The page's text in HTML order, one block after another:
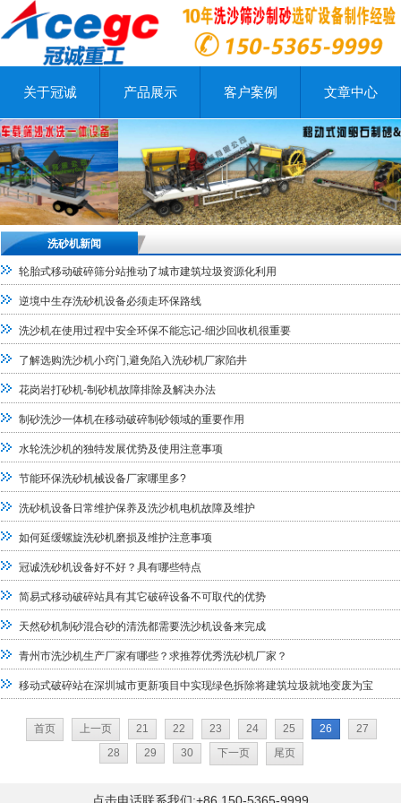
关于冠诚 产品展示 客户案例 文章中心
洗砂机新闻
轮胎式移动破碎筛分站推动了城市建筑垃圾资源化利用
逆境中生存洗砂机设备必须走环保路线
洗沙机在使用过程中安全环保不能忘记-细沙回收机很重要
了解选购洗沙机小窍门,避免陷入洗砂机厂家陷井
花岗岩打砂机-制砂机故障排除及解决办法
制砂洗沙一体机在移动破碎制砂领域的重要作用
水轮洗沙机的独特发展优势及使用注意事项
节能环保洗砂机械设备厂家哪里多?
洗砂机设备日常维护保养及洗沙机电机故障及维护
如何延缓螺旋洗砂机磨损及维护注意事项
冠诚洗砂机设备好不好？具有哪些特点
简易式移动破碎站具有其它破碎设备不可取代的优势
天然砂机制砂混合砂的清洗都需要洗沙机设备来完成
青州市洗沙机生产厂家有哪些？求推荐优秀洗砂机厂家？
移动式破碎站在深圳城市更新项目中实现绿色拆除将建筑垃圾就地变废为宝
首页 上一页 21 22 23 24 25 26
27
28
29 30 下一页 尾页